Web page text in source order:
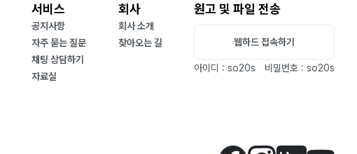
서비스
공지사항
자주 묻는 질문
채팅 상담하기
자료실
회사
회사 소개
찾아오는 길
원고 및 파일 전송
웹하드 접속하기
아이디 : so20s 비밀번호 : so20s